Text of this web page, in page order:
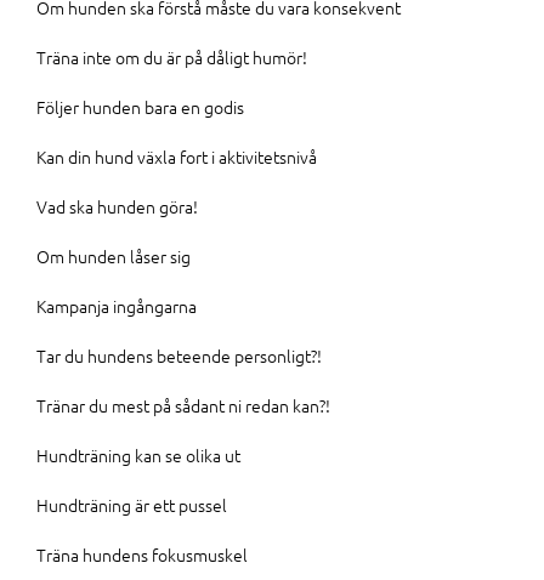
Om hunden ska förstå måste du vara konsekvent
Träna inte om du är på dåligt humör!
Följer hunden bara en godis
Kan din hund växla fort i aktivitetsnivå
Vad ska hunden göra!
Om hunden låser sig
Kampanja ingångarna
Tar du hundens beteende personligt?!
Tränar du mest på sådant ni redan kan?!
Hundträning kan se olika ut
Hundträning är ett pussel
Träna hundens fokusmuskel